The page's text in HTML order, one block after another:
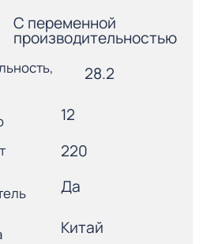
С переменной
производительностью
28.2
12
220
Да
Китай